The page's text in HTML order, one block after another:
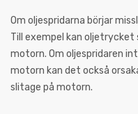
Om oljespridarna börjar
Till exempel kan oljetrycket
motorn. Om oljespridaren
motorn kan det också
slitage på motorn.